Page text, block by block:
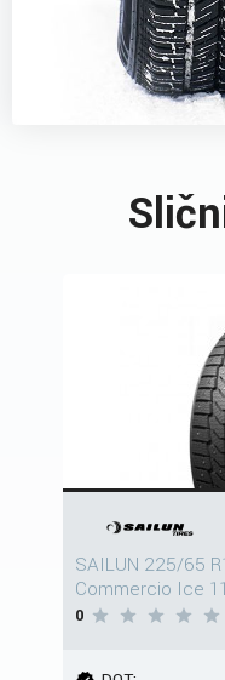
SAILUN 225/65
Commercio Ice
0